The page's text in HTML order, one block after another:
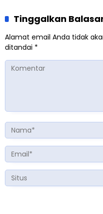
Tinggalkan
Alamat email Anda tidak
ditandai *